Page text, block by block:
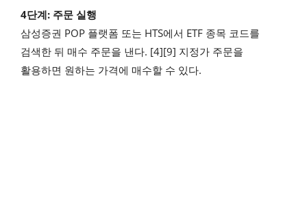
4단계: 주문 실행
삼성증권 POP 플랫폼 또는 HTS에서 ETF 종목 코드를
검색한 뒤 매수 주문을 낸다. [4][9] 지정가 주문을
활용하면 원하는 가격에 매수할 수 있다.